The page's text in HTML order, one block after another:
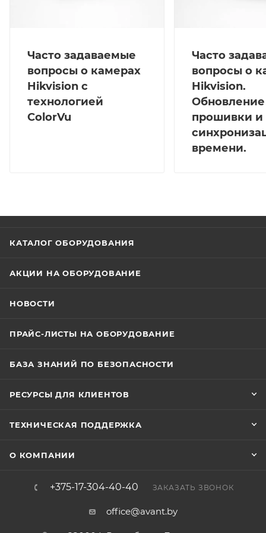
Часто задаваемые
вопросы о камерах
Hikvision с
технологией
ColorVu
Часто
вопросы о
Hikvision.
Обновление
прошивки и
времени.
КАТАЛОГ ОБОРУДОВАНИЯ
АКЦИИ НА ОБОРУДОВАНИЕ
НОВОСТИ
ПРАЙС-ЛИСТЫ НА ОБОРУДОВАНИЕ
БАЗА ЗНАНИЙ ПО БЕЗОПАСНОСТИ
РЕСУРСЫ ДЛЯ КЛИЕНТОВ
ТЕХНИЧЕСКАЯ ПОДДЕРЖКА
О КОМПАНИИ
+375-17-304-40-40 ЗАКАЗАТЬ ЗВОНОК
office@avant.by